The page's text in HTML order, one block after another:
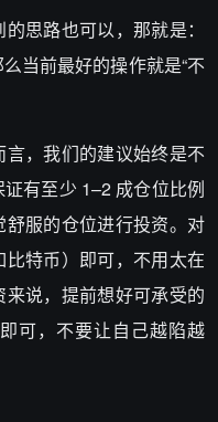
思路也可以，那就是：
当前最好的操作就是“不
，我们的建议始终是不
有至少 1–2 成仓位比例
服的仓位进行投资。对
特币）即可，不用太在
说，提前想好可承受的
可，不要让自己越陷越